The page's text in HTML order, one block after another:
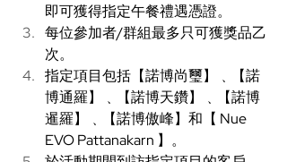
即可獲得指定午餐禮遇憑證。
每位參加者/群組最多只可獲獎品乙
次。
指定項目包括【諾博尚璽】﹑【諾
博通羅】﹑【諾博天鑽】﹑【諾博
暹羅】﹑【諾博傲峰】和【 Nue
EVO Pattanakarn 】。